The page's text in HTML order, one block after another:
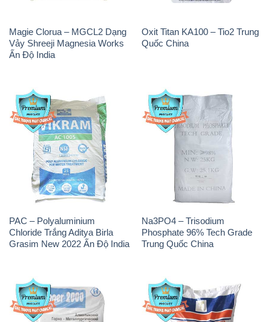
PAC – Polyaluminium
Chloride Trắng Aditya Birla
Grasim New 2022 Ấn Độ India
Phosphate 96% Tech Grade
Trung Quốc China